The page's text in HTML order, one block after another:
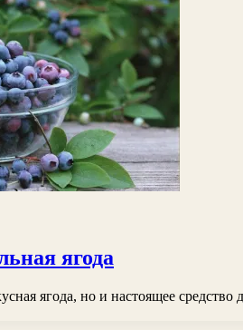
ягода
ягода, но и настоящее